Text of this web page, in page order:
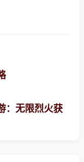
：无限烈火获